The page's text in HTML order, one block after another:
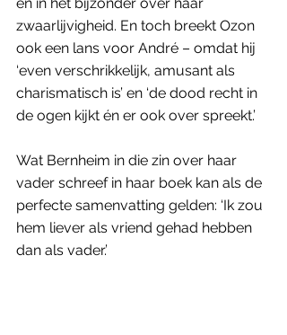
zwaarlijvigheid. En toch breekt Ozon
ook een lans voor André – omdat hij
‘even verschrikkelijk, amusant als
charismatisch is’ en ‘de dood recht in
de ogen kijkt én er ook over spreekt.’
Wat Bernheim in die zin over haar
vader schreef in haar boek kan als de
perfecte samenvatting gelden: ‘Ik zou
hem liever als vriend gehad hebben
dan als vader.’